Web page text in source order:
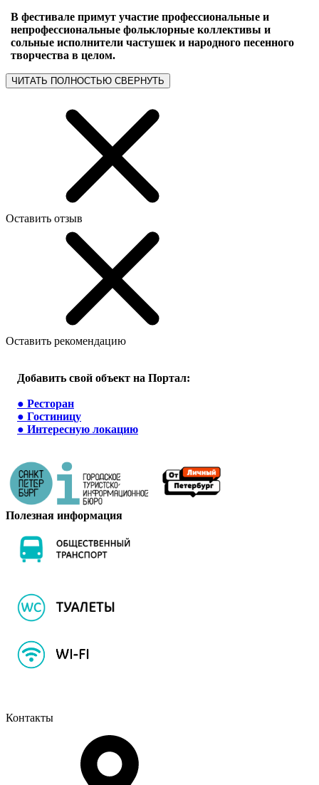
В фестивале примут участие профессиональные и
непрофессиональные фольклорные коллективы и
сольные исполнители частушек и народного песенного
творчества в целом.
ЧИТАТЬ ПОЛНОСТЬЮ СВЕРНУТЬ
Оставить отзыв
Оставить рекомендацию
Добавить свой объект на Портал:
● Ресторан
● Гостиницу
● Интересную локацию
Полезная информация
Контакты